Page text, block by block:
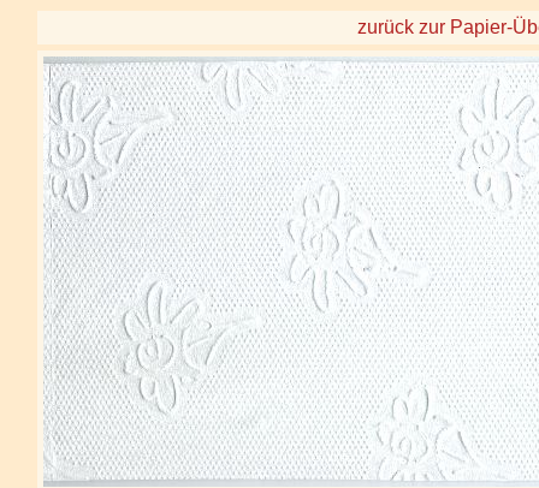
zurück zur Papier-